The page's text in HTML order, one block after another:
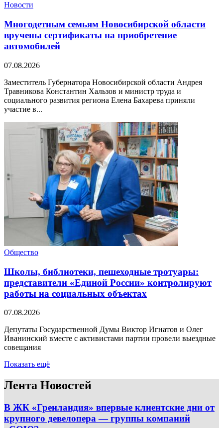
Новости
Многодетным семьям Новосибирской области
вручены сертификаты на приобретение
автомобилей
07.08.2026
Заместитель Губернатора Новосибирской области Андрея
Травникова Константин Хальзов и министр труда и
социального развития региона Елена Бахарева приняли
участие в...
Общество
Школы, библиотеки, пешеходные тротуары:
представители «Единой России» контролируют
работы на социальных объектах
07.08.2026
Депутаты Государственной Думы Виктор Игнатов и Олег
Иванинский вместе с активистами партии провели выездные
совещания
Показать ещё
Лента Новостей
В ЖК «Гренландия» впервые клиентские дни от
крупного девелопера — группы компаний